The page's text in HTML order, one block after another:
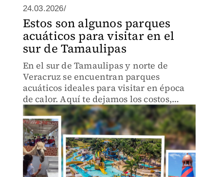
24.03.2026/
Estos son algunos parques
acuáticos para visitar en el
sur de Tamaulipas
En el sur de Tamaulipas y norte de
Veracruz se encuentran parques
acuáticos ideales para visitar en época
de calor. Aquí te dejamos los costos,
horarios, y la ubicación.